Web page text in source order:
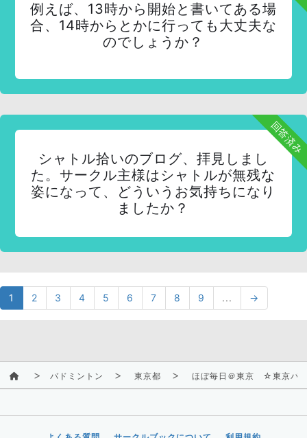
例えば、13時から開始と書いてある場
合、14時からとかに行っても大丈夫な
のでしょうか？
回答済み
シャトル拾いのブログ、拝見しまし
た。サークル主様はシャトルが無残な
姿になって、どういうお気持ちになり
ましたか？
1 2 3 4 5 6 7 8 9 ... →
バドミントン 東京都 ほぼ毎日＠東京 ☆東京バ